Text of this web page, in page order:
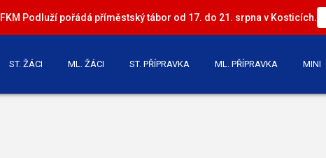
FKM Podluží pořádá příměstský tábor od 17. do 21. srpna v Kosticích.
ST. ŽÁCI ML. ŽÁCI ST. PŘÍPRAVKA ML. PŘÍPRAVKA MINI